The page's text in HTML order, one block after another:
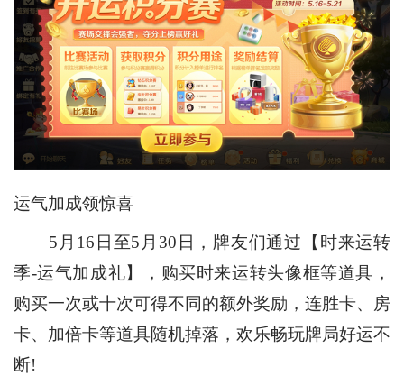
运气加成领惊喜
5月16日至5月30日，牌友们通过【时来运转
季-运气加成礼】，购买时来运转头像框等道具，
购买一次或十次可得不同的额外奖励，连胜卡、房
卡、加倍卡等道具随机掉落，欢乐畅玩牌局好运不
断!